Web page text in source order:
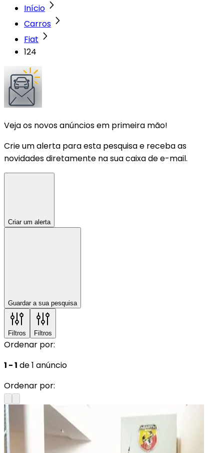
Início
Carros
Fiat
124
Veja os novos anúncios em primeira mão!
Crie um alerta para esta pesquisa e receba as
novidades diretamente na sua caixa de e-mail.
Criar um alerta
Guardar a sua pesquisa
Filtros Filtros
Ordenar por:
1 - 1 de 1 anúncio
Ordenar por: